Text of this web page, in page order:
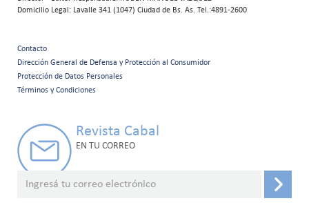
Domicilio Legal: Lavalle 341 (1047) Ciudad de Bs. As. Tel.:4891-2600
Menú
secundario
Contacto
Dirección General de Defensa y Protección al Consumidor
Protección de Datos Personales
Términos y Condiciones
Revista Cabal
EN TU CORREO